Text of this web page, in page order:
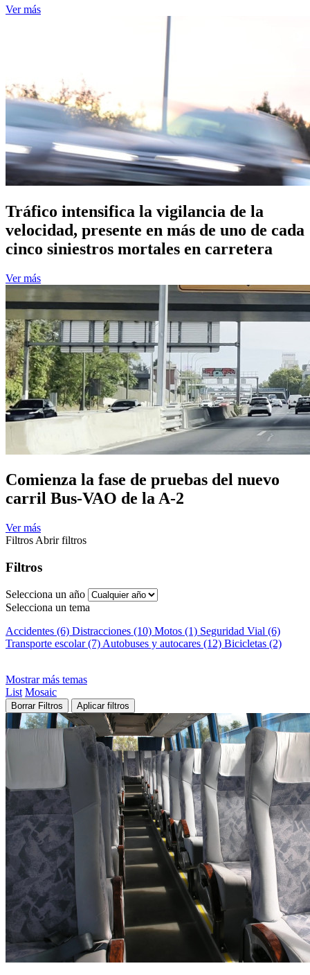
Ver más
Tráfico intensifica la vigilancia de la
velocidad, presente en más de uno de cada
cinco siniestros mortales en carretera
Ver más
Comienza la fase de pruebas del nuevo
carril Bus-VAO de la A-2
Ver más
Filtros Abrir filtros
Filtros
Selecciona un año
Selecciona un tema
Accidentes (6) Distracciones (10) Motos (1) Seguridad Vial (6)
Transporte escolar (7) Autobuses y autocares (12) Bicicletas (2)
Mostrar más temas
List Mosaic
Borrar Filtros Aplicar filtros